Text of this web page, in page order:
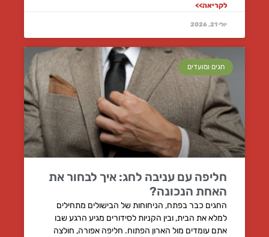
לקריאה>>
חגים ומועדים
חליפה עם עניבה לחג: איך לבחור את
האחת הנכונה?
החגים כבר בפתח, הניחוחות של הבישולים מתחילים
למלא את הבית, ובין הקניות לסידורים מגיע הרגע שבו
אתם עומדים מול הארון הפתוח. חליפה אפורה, חולצה